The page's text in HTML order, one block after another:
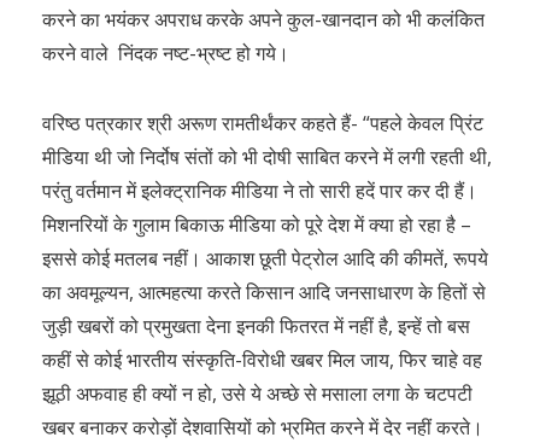
करने का भयंकर अपराध करके अपने कुल-खानदान को भी कलंकित
करने वाले निंदक नष्ट-भ्रष्ट हो गये।
वरिष्ठ पत्रकार श्री अरूण रामतीर्थंकर कहते हैं- “पहले केवल प्रिंट
मीडिया थी जो निर्दोष संतों को भी दोषी साबित करने में लगी रहती थी,
परंतु वर्तमान में इलेक्ट्रानिक मीडिया ने तो सारी हदें पार कर दी हैं।
मिशनरियों के गुलाम बिकाऊ मीडिया को पूरे देश में क्या हो रहा है –
इससे कोई मतलब नहीं। आकाश छूती पेट्रोल आदि की कीमतें, रूपये
का अवमूल्यन, आत्महत्या करते किसान आदि जनसाधारण के हितों से
जुड़ी खबरों को प्रमुखता देना इनकी फितरत में नहीं है, इन्हें तो बस
कहीं से कोई भारतीय संस्कृति-विरोधी खबर मिल जाय, फिर चाहे वह
झूठी अफवाह ही क्यों न हो, उसे ये अच्छे से मसाला लगा के चटपटी
खबर बनाकर करोड़ों देशवासियों को भ्रमित करने में देर नहीं करते।